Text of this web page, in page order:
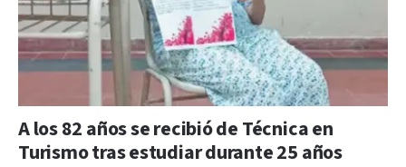
A los 82 años se recibió de Técnica en
Turismo tras estudiar durante 25 años